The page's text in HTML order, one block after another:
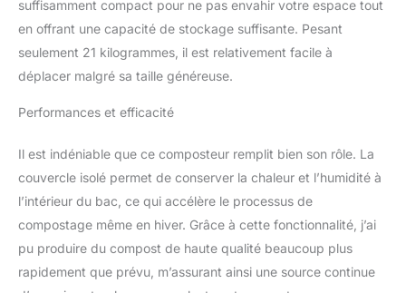
compost dans le jardin.
Ainsi, vos déchets n'ont
pas besoin d'être
transportés. Assurez-
vous obtiendrez
riche en abondance. Le
compost et le matériau
structuré Biolan pour
toilettes sèches ou
compost ASIN
suffisamment compact pour ne pas envahir votre espace tout
en offrant une capacité de stockage suffisante. Pesant
seulement 21 kilogrammes, il est relativement facile à
déplacer malgré sa taille généreuse.
Performances et efficacité
Il est indéniable que ce composteur remplit bien son rôle. La
couvercle isolé permet de conserver la chaleur et l’humidité à
l’intérieur du bac, ce qui accélère le processus de
compostage même en hiver. Grâce à cette fonctionnalité, j’ai
pu produire du compost de haute qualité beaucoup plus
rapidement que prévu, m’assurant ainsi une source continue